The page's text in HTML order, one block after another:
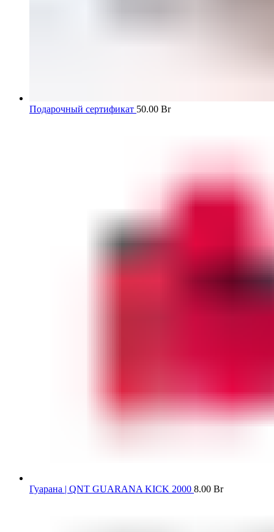
Подарочный сертификат 50.00 Br
Гуарана | QNT GUARANA KICK 2000 8.00 Br